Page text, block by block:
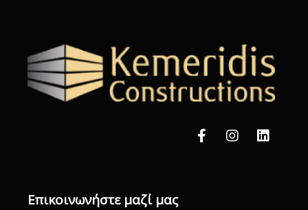
Επικοινωνήστε μαζί μας